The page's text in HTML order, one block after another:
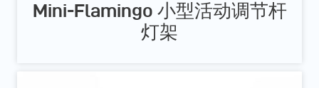
Mini-Flamingo 小型活动调节杆
灯架